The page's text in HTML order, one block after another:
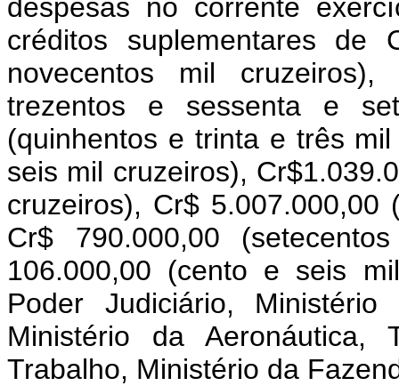
despesas no corrente
créditos suplementares de
novecentos mil
trezentos e sessenta e
(quinhentos e trinta e três
seis mil cruzeiros),
cruzeiros), Cr$
Cr$ 790.000,00
106.000,00 (cento e seis
Poder Judiciário,
Ministério da Aeronáutica,
Trabalho, Ministério da